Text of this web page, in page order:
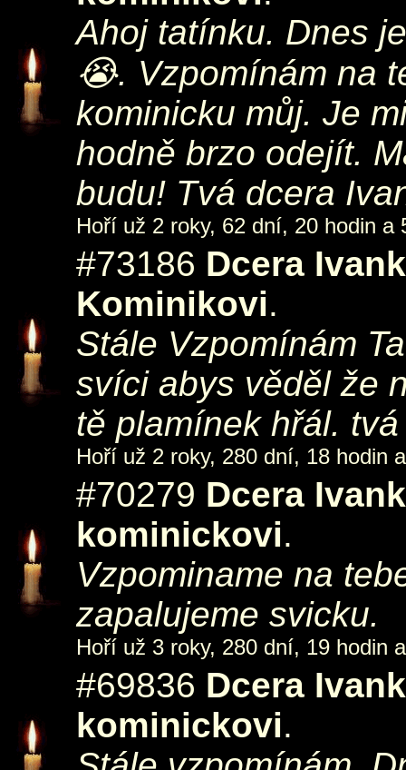
Ahoj tatínku. Dnes
😭. Vzpomínám na
kominicku můj. Je
hodně brzo odejít.
budu! Tvá dcera
Hoří už 2 roky, 62 dní, 20 hodin a
#73186 Dcera
Kominikovi.
Stále Vzpomínám
svíci abys věděl že
tě plamínek hřál.
Hoří už 2 roky, 280 dní, 18 hodin
#70279 Dcera
kominickovi.
Vzpominame na
zapalujeme svicku.
Hoří už 3 roky, 280 dní, 19 hodin
#69836 Dcera
kominickovi.